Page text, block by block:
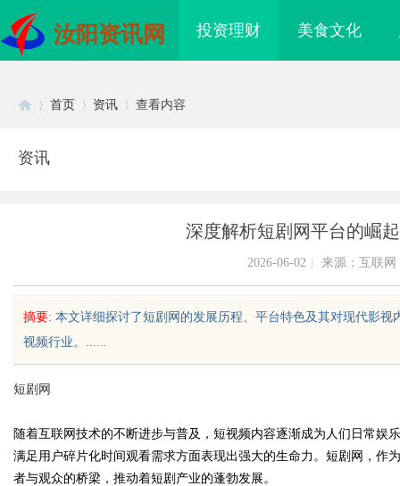
汝阳资讯网 投资理财 美食文化
首页 资讯 查看内容
资讯
深度解析短剧网平台的崛
2026-06-02 来源：互联网
摘要: 本文详细探讨了短剧网的发展历程、平台特色及其对现代影
视频行业。......
短剧网
随着互联网技术的不断进步与普及，短视频内容逐渐成为人们日常娱
满足用户碎片化时间观看需求方面表现出强大的生命力。短剧网，作
者与观众的桥梁，推动着短剧产业的蓬勃发展。
配眼镜